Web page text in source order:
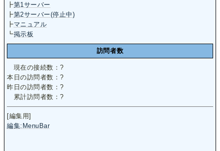
┣第1サーバー
┣第2サーバー(停止中)
┣マニュアル
┗掲示板
訪問者数
現在の接続数：?
本日の訪問者数：?
昨日の訪問者数：?
累計訪問者数：?
[編集用]
編集:MenuBar